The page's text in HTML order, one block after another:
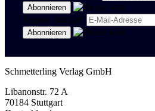
Region Stuttgart
Schmetterling Verlag GmbH
Libanonstr. 72 A
70184 Stuttgart